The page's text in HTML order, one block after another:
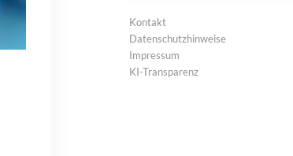
Kontakt
Datenschutzhinweise
Impressum
KI-Transparenz